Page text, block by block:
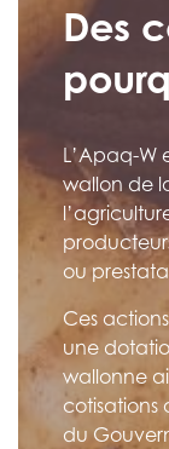
Des
L’Apaq-W
wallon de
ou
Ces
une
wallonne
cotisations
du